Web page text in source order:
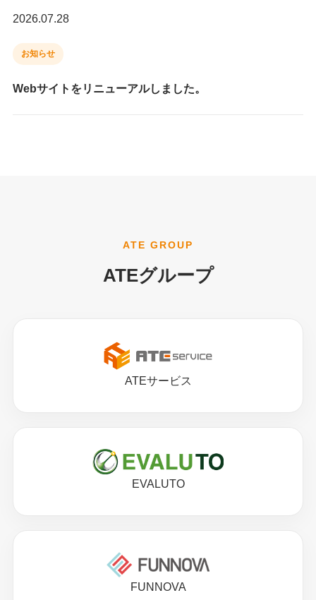
2026.07.28
お知らせ
Webサイトをリニューアルしました。
ATE GROUP
ATEグループ
ATEサービス
EVALUTO
FUNNOVA